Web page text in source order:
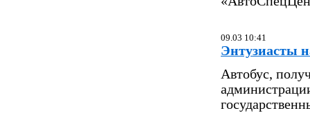
09.03 10:41
Энтузиасты
Автобус,